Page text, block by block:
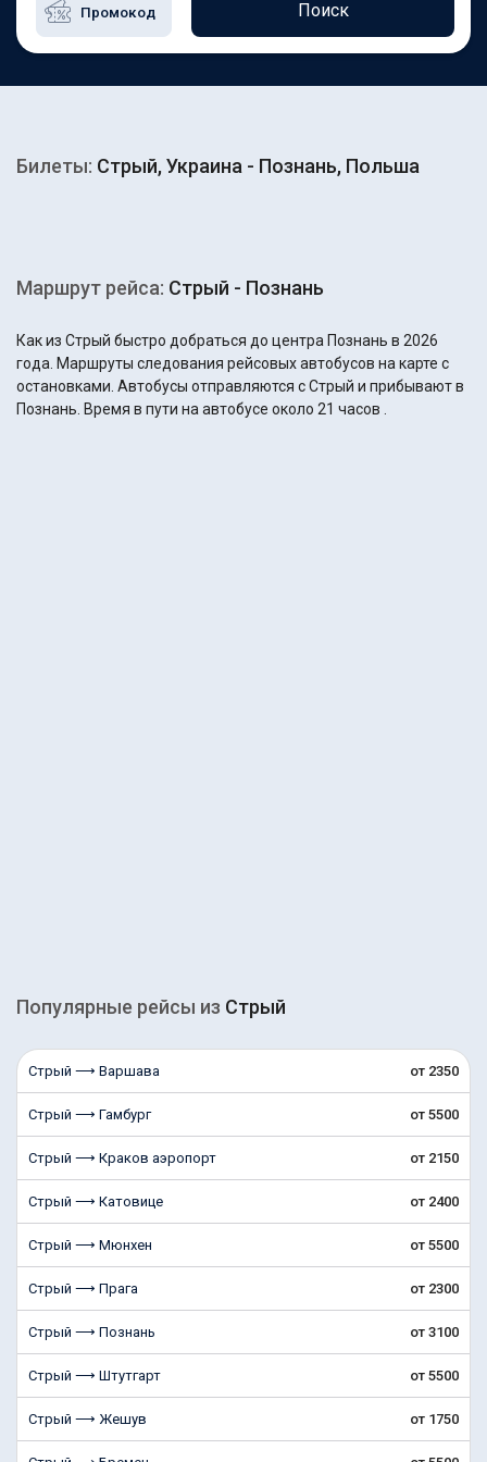
Поиск
Билеты: Стрый, Украина - Познань, Польша
Маршрут рейса: Стрый - Познань
Как из Стрый быстро добраться до центра Познань в 2026
года. Маршруты следования рейсовых автобусов на карте с
остановками. Автобусы отправляются с Стрый и прибывают в
Познань. Время в пути на автобусе около 21 часов .
Популярные рейсы из Стрый
Стрый ⟶ Варшава от 2350
Стрый ⟶ Гамбург от 5500
Стрый ⟶ Краков аэропорт от 2150
Стрый ⟶ Катовице от 2400
Стрый ⟶ Мюнхен от 5500
Стрый ⟶ Прага от 2300
Стрый ⟶ Познань от 3100
Стрый ⟶ Штутгарт от 5500
Стрый ⟶ Жешув от 1750